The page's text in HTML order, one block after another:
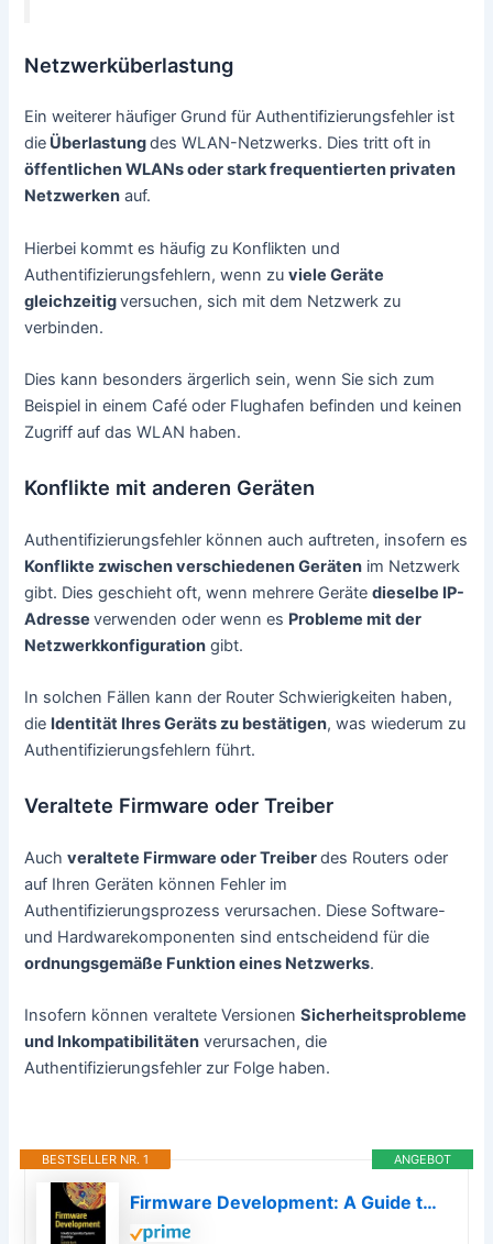
Netzwerküberlastung
Ein weiterer häufiger Grund für Authentifizierungsfehler ist
die Überlastungdes WLAN-Netzwerks. Dies tritt oft in
öffentlichen WLANs oder stark frequentierten privaten
Netzwerken auf.
Hierbei kommt es häufig zu Konflikten und
Authentifizierungsfehlern, wenn zuviele Geräte
gleichzeitigversuchen, sich mit dem Netzwerk zu
verbinden.
Dies kann besonders ärgerlich sein, wenn Sie sich zum
Beispiel in einem Café oder Flughafen befinden und keinen
Zugriff auf das WLAN haben.
Konflikte mit anderen Geräten
Authentifizierungsfehler können auch auftreten, insofern es
Konflikte zwischen verschiedenen Geräten im Netzwerk
gibt. Dies geschieht oft, wenn mehrere Gerätedieselbe IP-
Adresseverwenden oder wenn es Probleme mit der
Netzwerkkonfiguration gibt.
In solchen Fällen kann der Router Schwierigkeiten haben,
die Identität Ihres Geräts zu bestätigen, was wiederum zu
Authentifizierungsfehlern führt.
Veraltete Firmware oder Treiber
Auchveraltete Firmware oder Treiberdes Routers oder
auf Ihren Geräten können Fehler im
Authentifizierungsprozess verursachen. Diese Software-
und Hardwarekomponenten sind entscheidend für die
ordnungsgemäße Funktion eines Netzwerks.
Insofern können veraltete VersionenSicherheitsprobleme
und Inkompatibilitäten verursachen, die
Authentifizierungsfehler zur Folge haben.
ANGEBOT
BESTSELLER NR. 1
Firmware Development: A Guide to Specialized Systemic Knowledge